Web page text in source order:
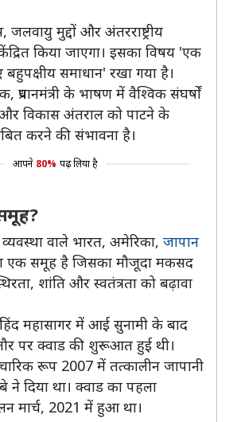
मुद्दों और अंतरराष्ट्रीय
किया जाएगा। इसका विषय 'एक
समाधान' रखा गया है।
प्रधानमंत्री के भाषण में वैश्विक संघर्षों
विकास अंतराल को पाटने के
करने की संभावना है।
आपने 80% पढ़ लिया है
व्यवस्था वाले भारत, अमेरिका, जापान
एक समूह है जिसका मौजूदा मकसद
शांति और स्वतंत्रता को बढ़ावा
महासागर में आई सुनामी के बाद
पर क्वाड की शुरूआत हुई थी।
रूप 2007 में तत्कालीन जापानी
ने दिया था। क्वाड का पहला
मार्च, 2021 में हुआ था।